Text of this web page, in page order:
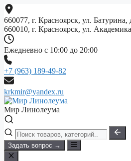
Перейти
к
содержимому
660077, г. Красноярск, ул. Батурина,
660010, г. Красноярск, ул.
Ежедневно с 10:00 до 20:00
+7 (963) 189-49-82
krkmir@yandex.ru
Мир Линолеума
Задать вопрос →